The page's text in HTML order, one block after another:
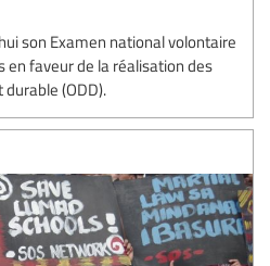
son Examen national volontaire
en faveur de la réalisation des
(ODD).